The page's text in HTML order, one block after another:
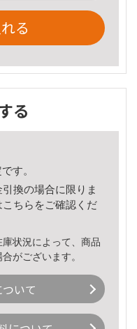
る
る
す。
換の場合に限りま
こちら をご確認くだ
状況によって、商品
がございます。
いて